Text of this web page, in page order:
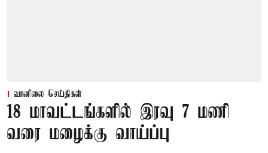
வானிலை செய்திகள்
18 மாவட்டங்களில் இரவு 7 மணி
வரை மழைக்கு வாய்ப்பு